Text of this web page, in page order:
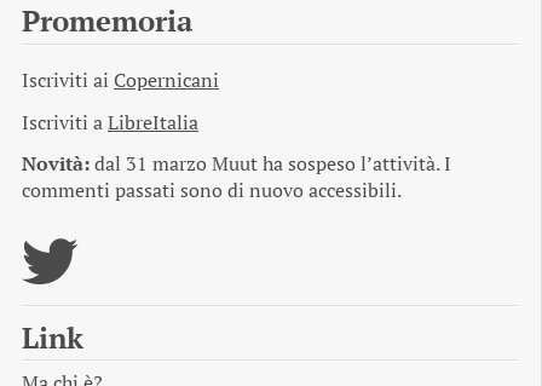
Promemoria
Iscriviti ai Copernicani
Iscriviti aLibreItalia
Novità:dal 31 marzo Muut ha sospeso l’attività. I
commenti passati sono di nuovo accessibili.
Link